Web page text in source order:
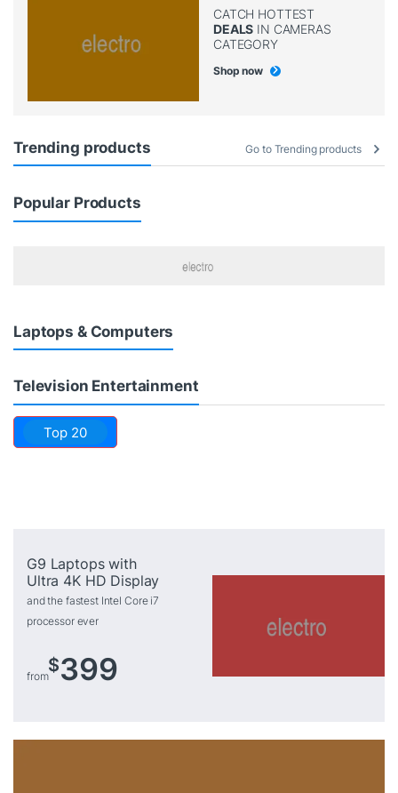
CATCH HOTTEST
DEALS IN CAMERAS
CATEGORY
Shop now
Trending products Go to Trending products
Popular Products
Laptops & Computers
Television Entertainment
Top 20
G9 Laptops with
Ultra 4K HD Display
and the fastest Intel Core i7
processor ever
from
$399